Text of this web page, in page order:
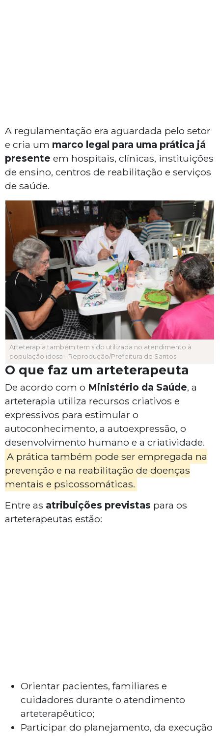
A regulamentação era aguardada pelo setor
e cria um marco legal para uma prática já
presente em hospitais, clínicas, instituições
de ensino, centros de reabilitação e serviços
de saúde.
Arteterapia também tem sido utilizada no atendimento à
população idosa - Reprodução/Prefeitura de Santos
O que faz um arteterapeuta
De acordo com o Ministério da Saúde, a
arteterapia utiliza recursos criativos e
expressivos para estimular o
autoconhecimento, a autoexpressão, o
desenvolvimento humano e a criatividade.
A prática também pode ser empregada na
prevenção e na reabilitação de doenças
mentais e psicossomáticas.
Entre as atribuições previstas para os
arteterapeutas estão:
Orientar pacientes, familiares e
cuidadores durante o atendimento
arteterapêutico;
Participar do planejamento, da execução